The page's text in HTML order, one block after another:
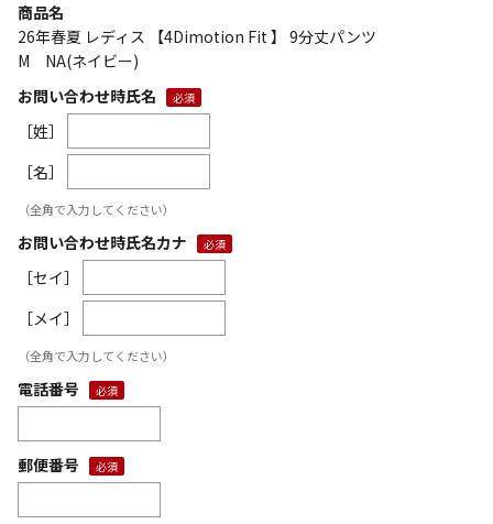
商品名
26年春夏 レディス 【4Dimotion Fit 】 9分丈パンツ
M NA(ネイビー)
お問い合わせ時氏名
［姓］
［名］
（全角で入力してください）
お問い合わせ時氏名カナ
［セイ］
［メイ］
（全角で入力してください）
電話番号
郵便番号